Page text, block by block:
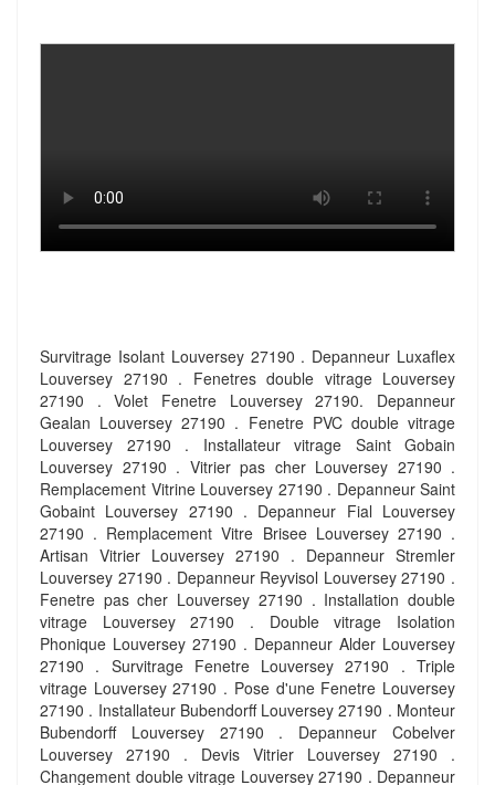
Survitrage Isolant Louversey 27190 . Depanneur Luxaflex
Louversey 27190 . Fenetres double vitrage Louversey
27190 . Volet Fenetre Louversey 27190. Depanneur
Gealan Louversey 27190 . Fenetre PVC double vitrage
Louversey 27190 . Installateur vitrage Saint Gobain
Louversey 27190 . Vitrier pas cher Louversey 27190 .
Remplacement Vitrine Louversey 27190 . Depanneur Saint
Gobaint Louversey 27190 . Depanneur Fial Louversey
27190 . Remplacement Vitre Brisee Louversey 27190 .
Artisan Vitrier Louversey 27190 . Depanneur Stremler
Louversey 27190 . Depanneur Reyvisol Louversey 27190 .
Fenetre pas cher Louversey 27190 . Installation double
vitrage Louversey 27190 . Double vitrage Isolation
Phonique Louversey 27190 . Depanneur Alder Louversey
27190 . Survitrage Fenetre Louversey 27190 . Triple
vitrage Louversey 27190 . Pose d'une Fenetre Louversey
27190 . Installateur Bubendorff Louversey 27190 . Monteur
Bubendorff Louversey 27190 . Depanneur Cobelver
Louversey 27190 . Devis Vitrier Louversey 27190 .
Changement double vitrage Louversey 27190 . Depanneur